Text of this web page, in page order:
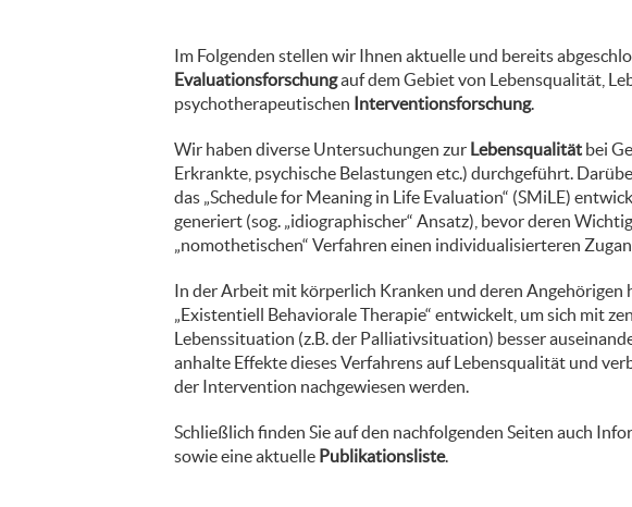
Im Folgenden stellen wir Ihnen aktuelle und bereits
Evaluationsforschungauf dem Gebiet von Lebensqualität,
psychotherapeutischen Interventionsforschung.
Wir haben diverse Untersuchungen zur Lebensqualität bei
Erkrankte, psychische Belastungen etc.) durchgeführt.
das „Schedule for Meaning in Life Evaluation“ (SMiLE)
generiert (sog. „idiographischer“ Ansatz), bevor deren
„nomothetischen“ Verfahren einen individualisierteren
In der Arbeit mit körperlich Kranken und deren Angehörigen
„Existentiell Behaviorale Therapie“ entwickelt, um sich mit
Lebenssituation (z.B. der Palliativsituation) besser
anhalte Effekte dieses Verfahrens auf Lebensqualität und
der Intervention nachgewiesen werden.
Schließlich finden Sie auf den nachfolgenden Seiten auch
sowie eine aktuelle Publikationsliste.